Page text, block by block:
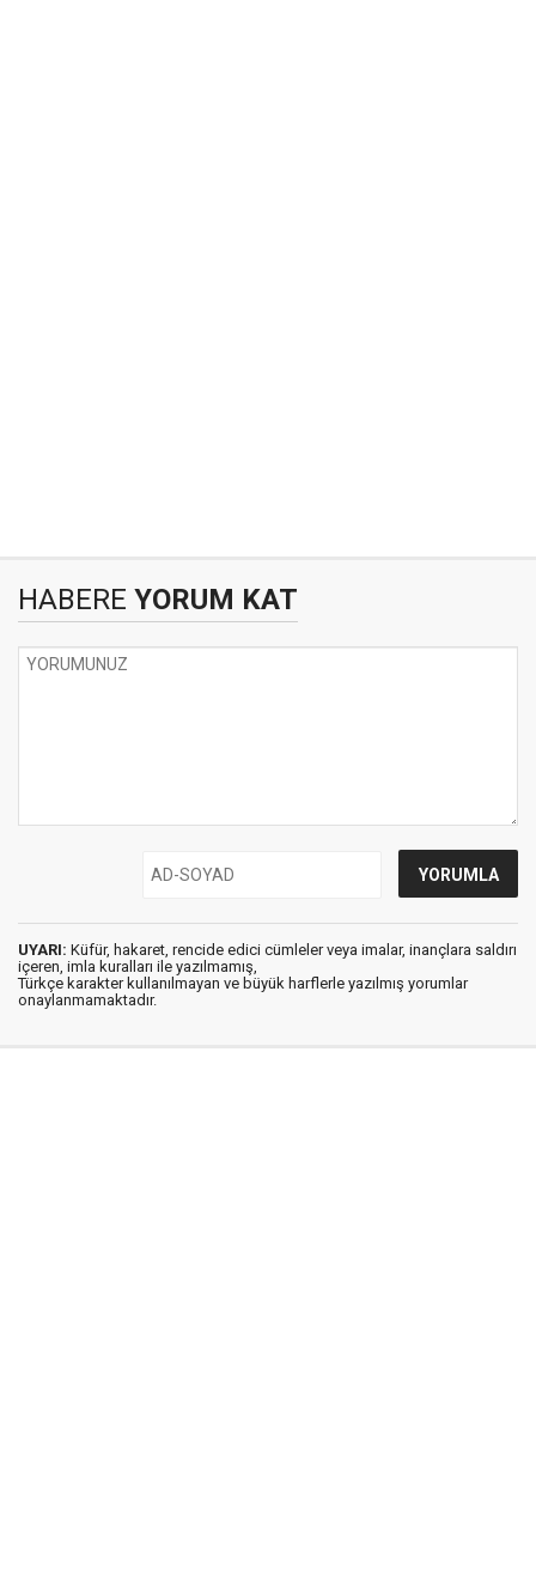
HABERE YORUM KAT
UYARI: Küfür, hakaret, rencide edici cümleler veya imalar, inançlara saldırı
içeren, imla kuralları ile yazılmamış,
Türkçe karakter kullanılmayan ve büyük harflerle yazılmış yorumlar
onaylanmamaktadır.